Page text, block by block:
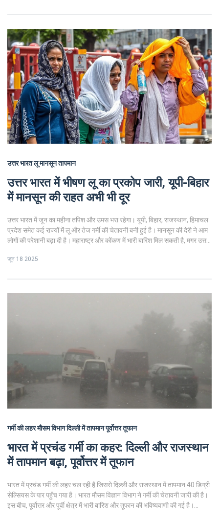
उत्तर भारतलूमानसूनतापमान
उत्तर भारत में भीषण लू का प्रकोप जारी, यूपी-बिहार
में मानसून की राहत अभी भी दूर
उत्तर भारत में जून का महीना तपिश और उमस भरा रहेगा। यूपी, बिहार, राजस्थान, हिमाचल
प्रदेश समेत कई राज्यों में लू और तेज गर्मी की चेतावनी बनी हुई है। मानसून की देरी ने आम
लोगों की परेशानी बढ़ा दी है। महाराष्ट्र और कोंकण में भारी बारिश मिल सकती है, मगर उत्तर
जून 18 2025
गर्मी की लहरमौसम विभागदिल्ली में तापमानपूर्वोत्तर तूफान
भारत में प्रचंड गर्मी का कहर: दिल्ली और राजस्थान
में तापमान बढ़ा, पूर्वोत्तर में तूफान
भारत में प्रचंड गर्मी की लहर चल रही है जिससे दिल्ली और राजस्थान में तापमान 40 डिग्री
सेल्सियस के पार पहुँच गया है। भारत मौसम विज्ञान विभाग ने गर्मी की चेतावनी जारी की है।
इस बीच, पूर्वोत्तर और पूर्वी क्षेत्र में भारी बारिश और तूफान की भविष्यवाणी की गई है।